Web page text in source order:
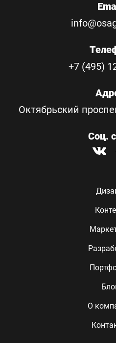
+7 (495)
Октябрьский
Соц.
О